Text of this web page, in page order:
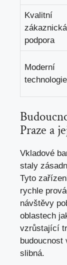
Kvalitní
zákaznická
podpora
Moderní
technologie
Praze​ a
Vkladové
staly
Tyto
rychle
návštěvy
oblastech
vzrůstající
budoucnost
‌slibná.